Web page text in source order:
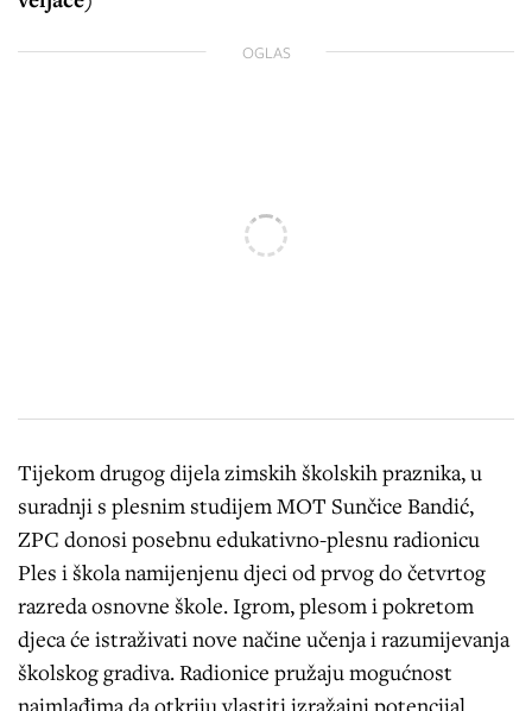
OGLAS
Tijekom drugog dijela zimskih školskih praznika, u
suradnji s plesnim studijem MOT Sunčice Bandić,
ZPC donosi posebnu edukativno-plesnu radionicu
Ples i škola namijenjenu djeci od prvog do četvrtog
razreda osnovne škole. Igrom, plesom i pokretom
djeca će istraživati nove načine učenja i razumijevanja
školskog gradiva. Radionice pružaju mogućnost